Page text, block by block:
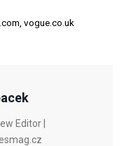
vogue.co.uk
Editor |